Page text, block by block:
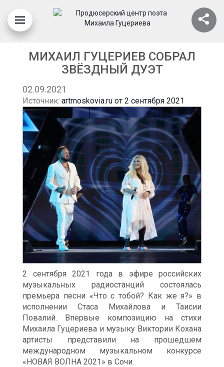
МИХАИЛ ГУЦЕРИЕВ СОБРАЛ
ЗВЁЗДНЫЙ ДУЭТ
02.09.2021
Источник: artmoskovia.ru от 2 сентября 2021
2 сентября 2021 года в эфире российских
музыкальных радиостанций состоялась
премьера песни «Что с тобой? Как же я?» в
исполнении Стаса Михайлова и Таисии
Повалий. Впервые композицию на стихи
Михаила Гуцериева и музыку Виктории Кохана
артисты представили на прошедшем
международном музыкальном конкурсе
«НОВАЯ ВОЛНА 2021» в Сочи.